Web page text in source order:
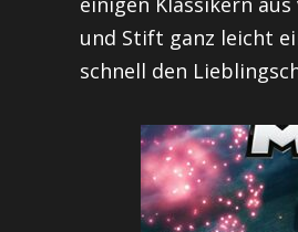
und Stift ganz leicht
schnell den